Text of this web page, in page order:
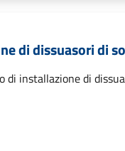
di dissuasori di
di installazione di